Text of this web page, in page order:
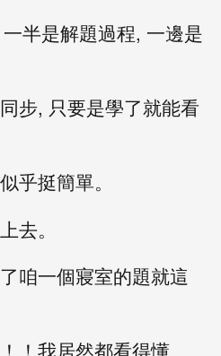
半是解題過程, 一邊是
步, 只要是學了就能看
挺簡單。
。
咱一個寢室的題就這
！我居然都看得懂